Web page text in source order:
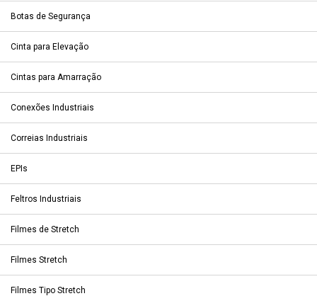
Botas de Segurança
Cinta para Elevação
Cintas para Amarração
Conexões Industriais
Correias Industriais
EPIs
Feltros Industriais
Filmes de Stretch
Filmes Stretch
Filmes Tipo Stretch